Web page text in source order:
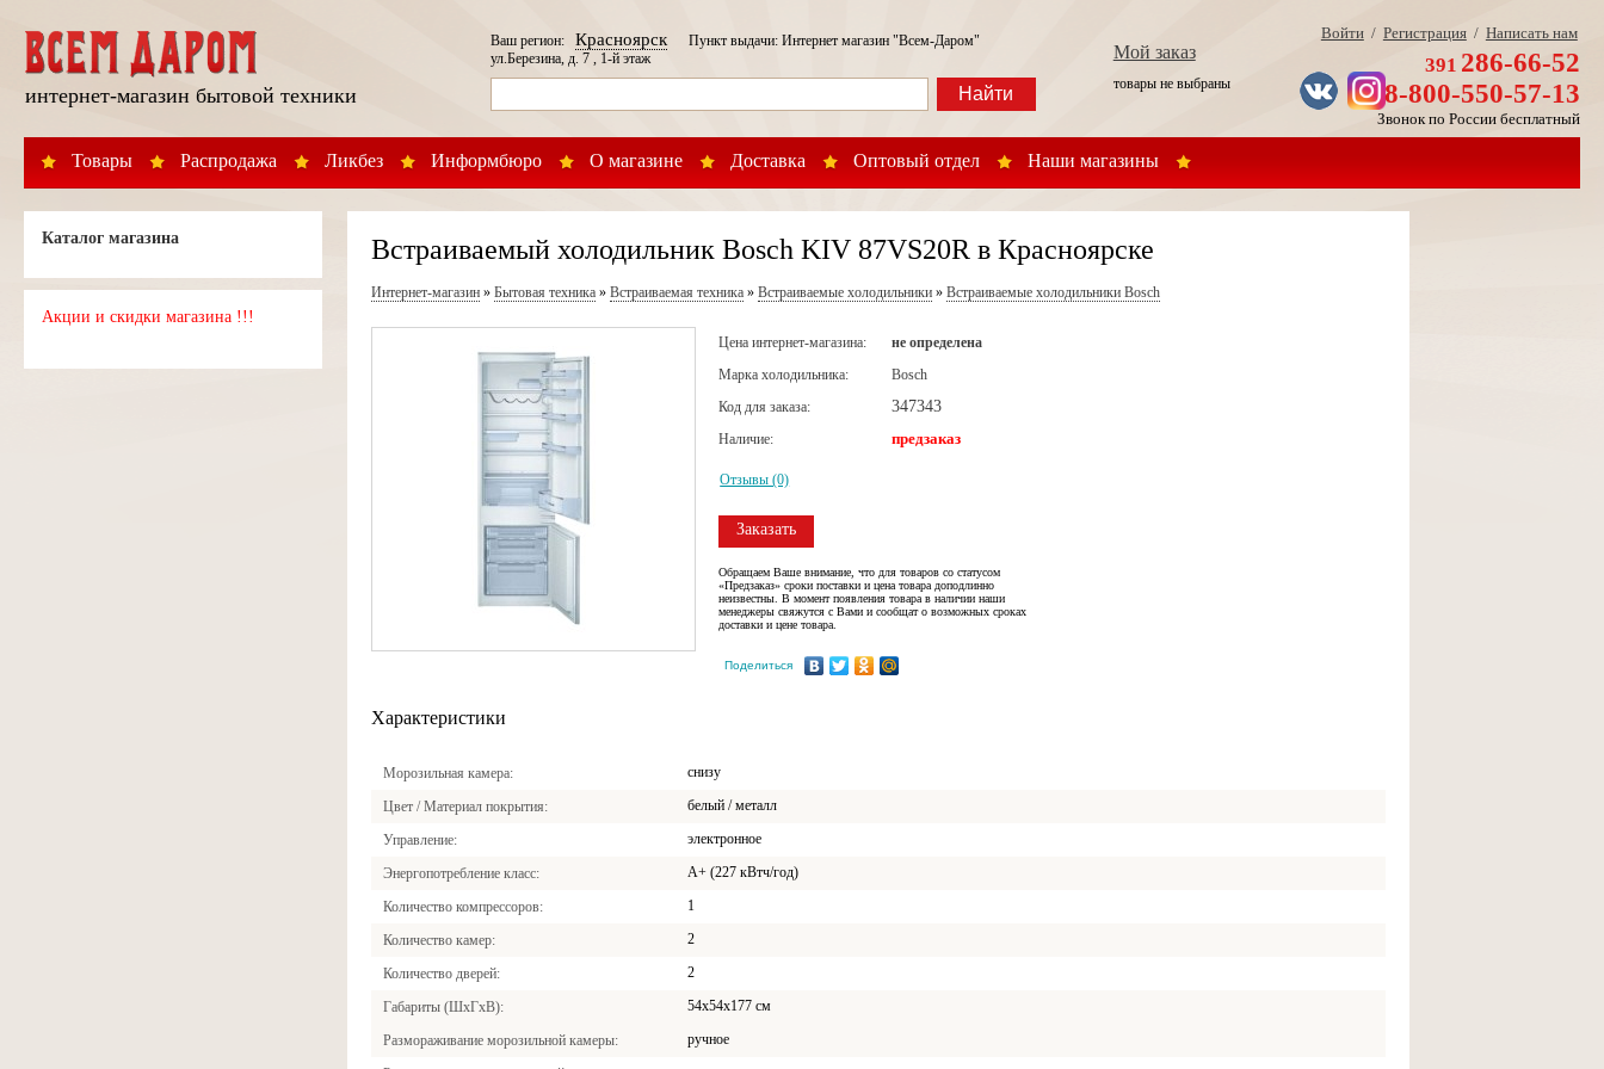
интернет-магазин бытовой техники
Товары Распродажа Ликбез Информбюро О магазине Доставка Оптовый отдел Наши магазины
Ваш регион:КрасноярскПункт выдачи: Интернет магазин "Всем-Даром"
ул.Березина, д. 7 , 1-й этаж
Найти
Мой заказ
товары не выбраны
Войти/ Регистрация/ Написать нам
391 286-66-52
8-800-550-57-13
Звонок по России бесплатный
Каталог магазина
Акции и скидки магазина !!!
Встраиваемый холодильник Bosch KIV 87VS20R в Красноярске
Интернет-магазин »Бытовая техника »Встраиваемая техника »Встраиваемые холодильники »Встраиваемые холодильники Bosch
Цена интернет-магазина:
не определена
Марка холодильника:
Bosch
Код для заказа:
347343
Наличие: предзаказ
Отзывы (0)
Заказать
Обращаем Ваше внимание, что для товаров со статусом
«Предзаказ» сроки поставки и цена товара доподлинно
неизвестны. В момент появления товара в наличии наши
менеджеры свяжутся с Вами и сообщат о возможных сроках
доставки и цене товара.
Поделиться
Характеристики
Морозильная камера снизу
Цвет / Материал покрытия белый / металл
Управление электронное
Энергопотребление класс A+ (227 кВтч/год)
Количество компрессоров 1
Количество камер 2
Количество дверей 2
Габариты (ШxГxВ) 54x54x177 см
Размораживание морозильной камеры ручное